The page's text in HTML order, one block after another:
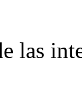
las